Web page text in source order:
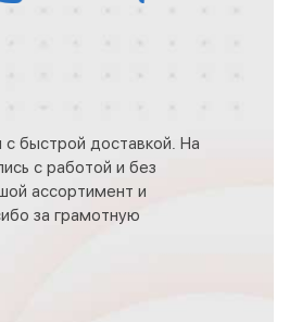
с быстрой доставкой. На
с работой и без
ассортимент и
за грамотную